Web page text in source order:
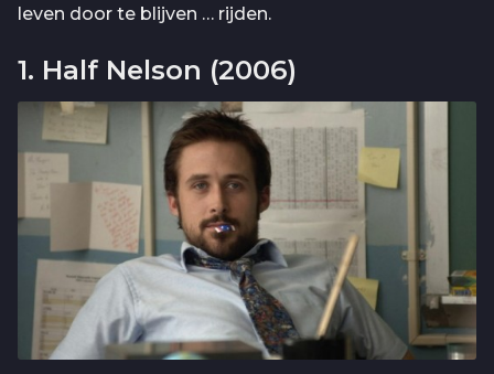
leven door te blijven … rijden.
1. Half Nelson (2006)